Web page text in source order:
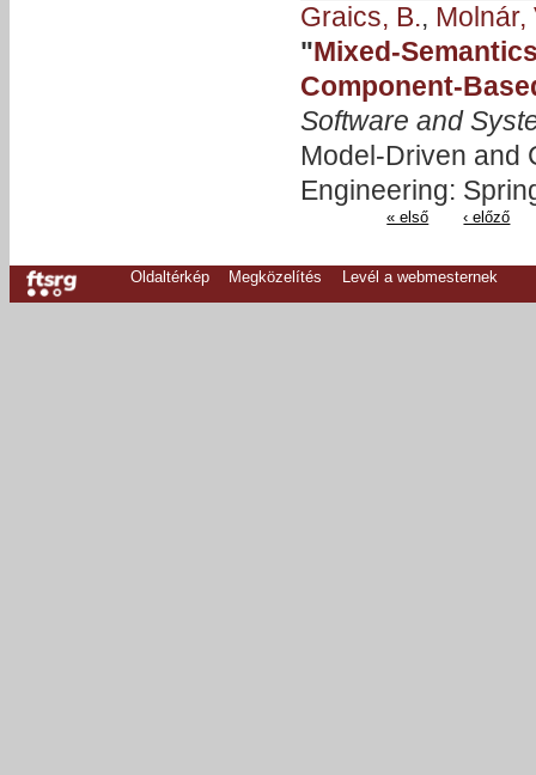
Graics, B., Molnár,
"Mixed-
Component-
Software and
Model-Driven and
Engineering:
« első ‹ előző
Oldaltérkép Megközelítés Levél a webmesternek